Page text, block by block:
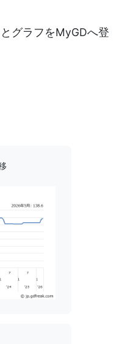
グラフをMyGDへ登